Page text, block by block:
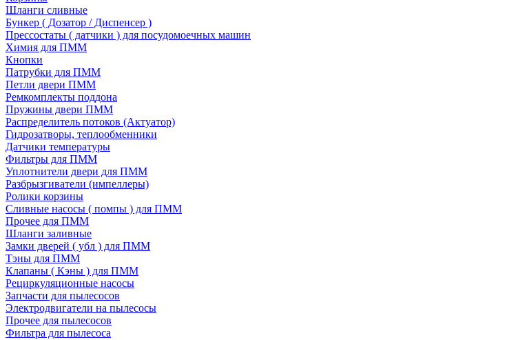
Шланги сливные
Бункер ( Дозатор / Диспенсер )
Прессостаты ( датчики ) для посудомоечных машин
Химия для ПММ
Кнопки
Патрубки для ПММ
Петли двери ПММ
Ремкомплекты поддона
Пружины двери ПММ
Распределитель потоков (Актуатор)
Гидрозатворы, теплообменники
Датчики температуры
Фильтры для ПММ
Уплотнители двери для ПММ
Разбрызгиватели (импеллеры)
Ролики корзины
Сливные насосы ( помпы ) для ПММ
Прочее для ПММ
Шланги заливные
Замки дверей ( убл ) для ПММ
Тэны для ПММ
Клапаны ( Кэны ) для ПММ
Рециркуляционные насосы
Запчасти для пылесосов
Электродвигатели на пылесосы
Прочее для пылесосов
Фильтра для пылесоса